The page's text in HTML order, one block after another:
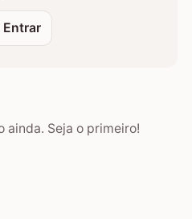
Entrar
ainda. Seja o primeiro!